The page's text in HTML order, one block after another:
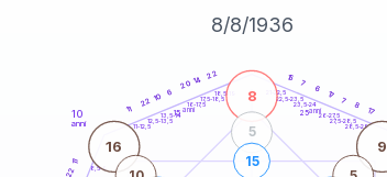
8/8/1936
10
anni
8,5-9
11-12,5
12,5-13,5
13,5-14
16-17,5
17,5-18,5
18,5-19
21-22,5
22,5-23,5
23,5-24
26-27,5
27,5-28,5
28,5-29
22
11
11
2210
6
2014
22 15
7
6
17
7
8
17
8
16 9
5
15
15 anni 25anni